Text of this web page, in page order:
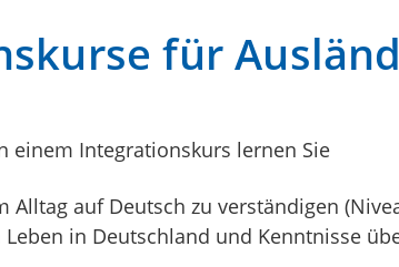
für
einem Integrationskurs lernen Sie
Alltag auf Deutsch zu verständigen
in Deutschland und Kenntnisse